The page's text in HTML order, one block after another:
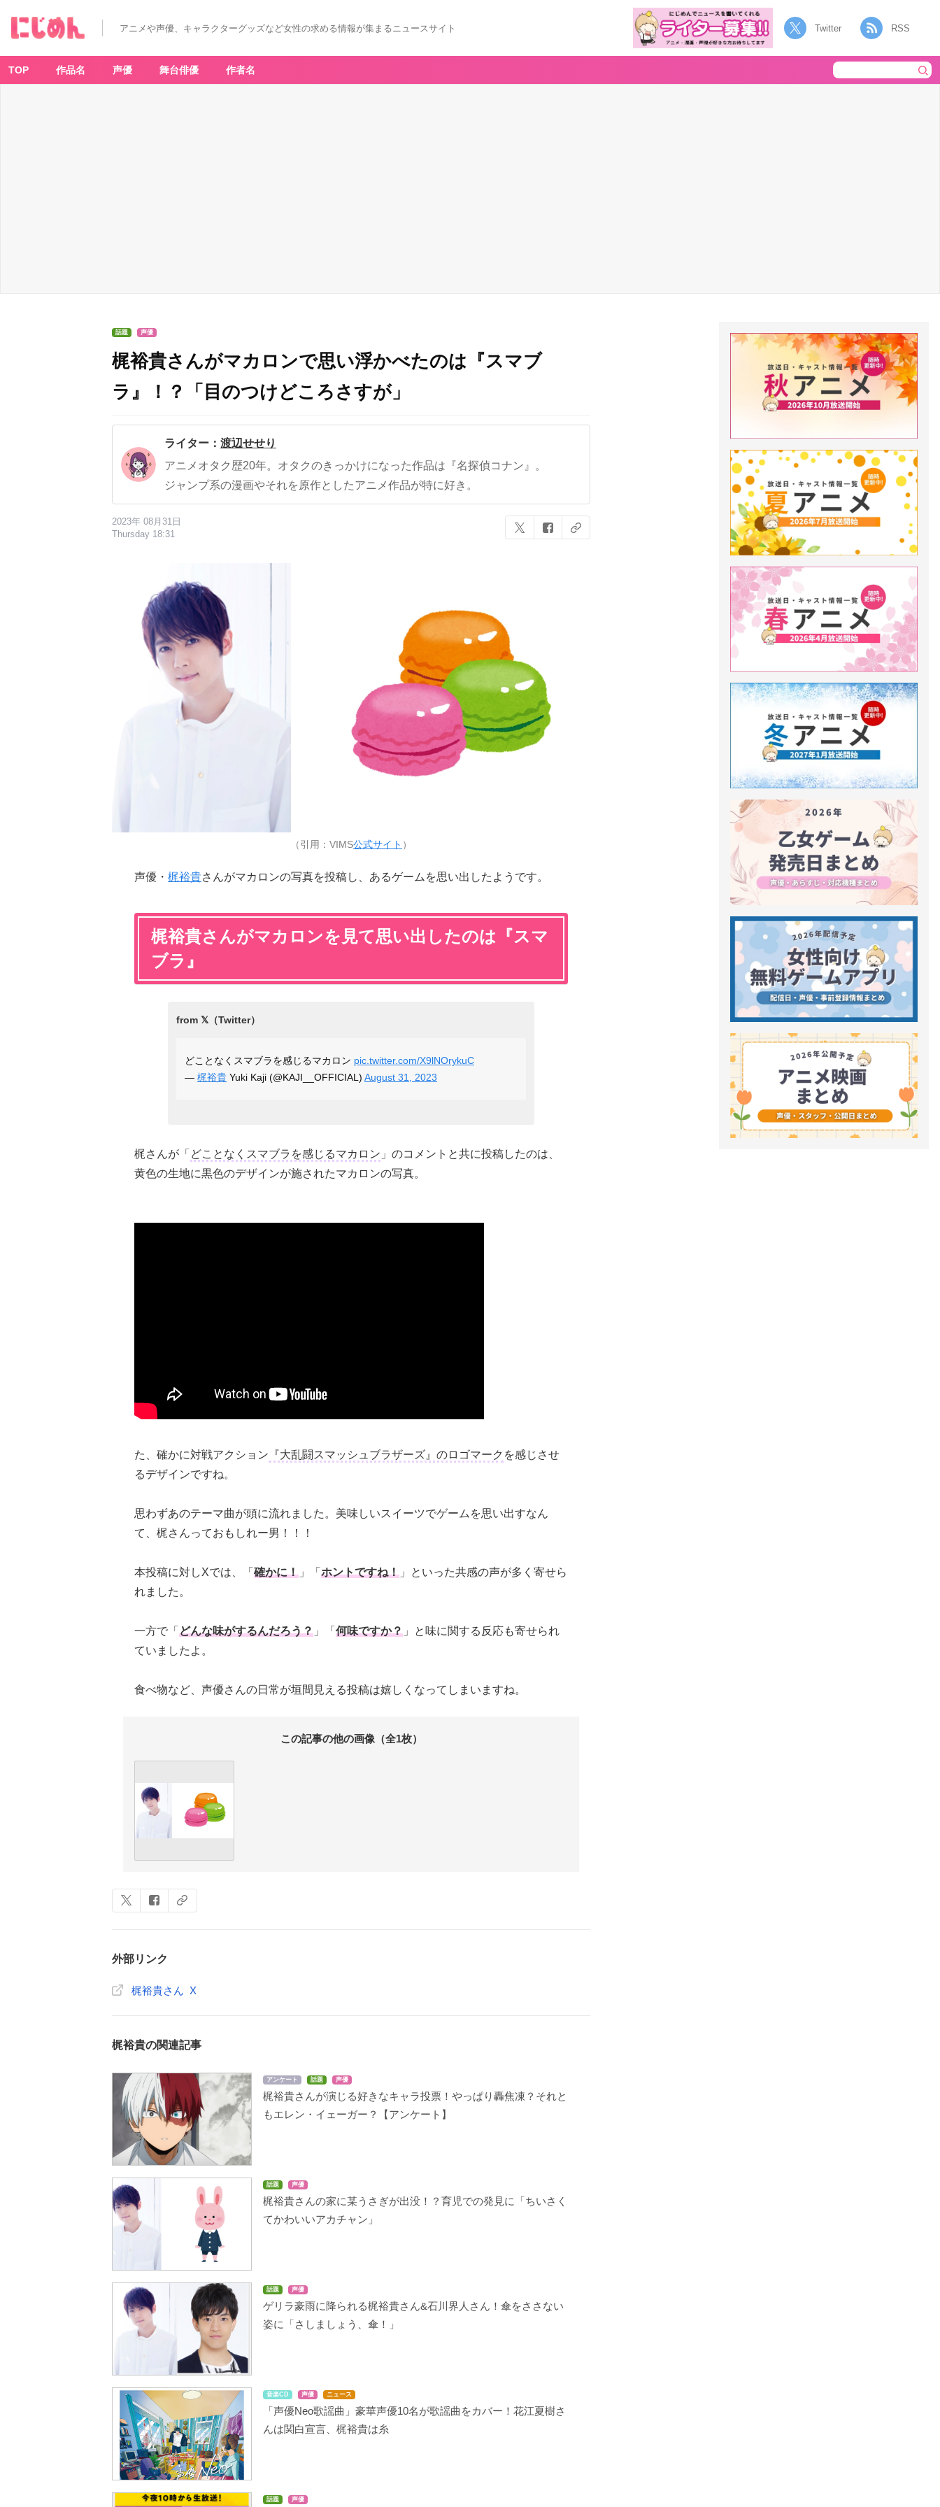
アニメや声優、キャラクターグッズなど女性の求める情報が集まるニュースサイト Twitter RSS
TOP 作品名 声優 舞台俳優 作者名
話題 声優
梶裕貴さんがマカロンで思い浮かべたのは『スマブ
ラ』！？「目のつけどころさすが」
ライター： 渡辺せせり
アニメオタク歴20年。オタクのきっかけになった作品は『名探偵コナン』。
ジャンプ系の漫画やそれを原作としたアニメ作品が特に好き。
2023年 08月31日
Thursday 18:31
（引用：VIMS公式サイト ）
声優・ 梶裕貴さんがマカロンの写真を投稿し、あるゲームを思い出したようです。
梶裕貴さんがマカロンを見て思い出したのは『スマ
ブラ』
どことなくスマブラを感じるマカロン pic.twitter.com/X9lNOrykuC
— 梶裕貴 Yuki Kaji (@KAJI__OFFICIAL) August 31, 2023
梶さんが「 どことなくスマブラを感じるマカロン 」のコメントと共に投稿したのは、
黄色の生地に黒色のデザインが施されたマカロンの写真。
た、確かに対戦アクション 『大乱闘スマッシュブラザーズ』のロゴマーク を感じさせ
るデザインですね。
思わずあのテーマ曲が頭に流れました。美味しいスイーツでゲームを思い出すなん
て、梶さんっておもしれー男！！！
本投稿に対しXでは、「 確かに！ 」「 ホントですね！ 」といった共感の声が多く寄せら
れました。
一方で「 どんな味がするんだろう？ 」「 何味ですか？ 」と味に関する反応も寄せられ
ていましたよ。
食べ物など、声優さんの日常が垣間見える投稿は嬉しくなってしまいますね。
この記事の他の画像（全1枚）
外部リンク
梶裕貴さん X
梶裕貴の関連記事
アンケート 話題 声優
梶裕貴さんが演じる好きなキャラ投票！やっぱり轟焦凍？それと
もエレン・イェーガー？【アンケート】
話題 声優
梶裕貴さんの家に某うさぎが出没！？育児での発見に「ちいさく
てかわいいアカチャン」
話題 声優
ゲリラ豪雨に降られる梶裕貴さん&石川界人さん！傘をささない
姿に「さしましょう、傘！」
音楽CD 声優 ニュース
「声優Neo歌謡曲」豪華声優10名が歌謡曲をカバー！花江夏樹さ
んは関白宣言、梶裕貴は糸
話題 声優